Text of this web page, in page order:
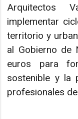
Arquitectos
implementar
territorio y
al Gobierno de
euros para
sostenible y la
profesionales